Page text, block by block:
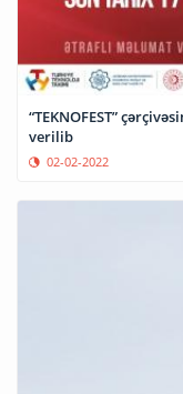
“TEKNOFEST”
verilib
02-02-2022